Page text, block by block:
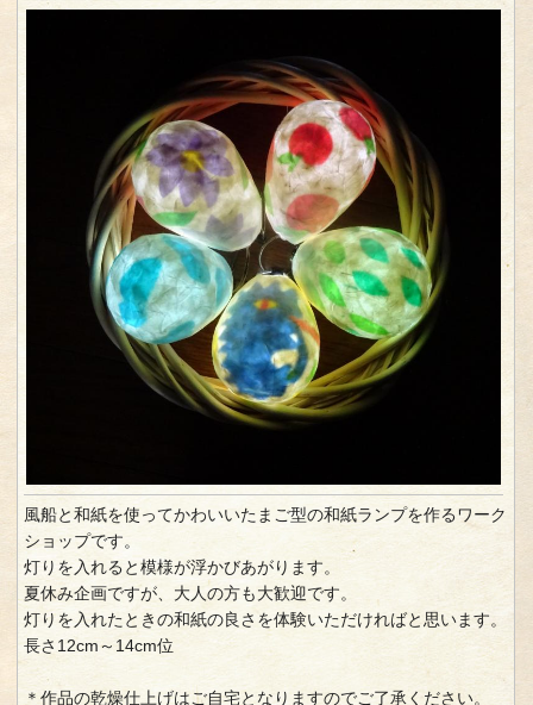
風船と和紙を使ってかわいいたまご型の和紙ランプを作るワーク
ショップです。
灯りを入れると模様が浮かびあがります。
夏休み企画ですが、大人の方も大歓迎です。
灯りを入れたときの和紙の良さを体験いただければと思います。
長さ12cm～14cm位
＊作品の乾燥仕上げはご自宅となりますのでご了承ください。